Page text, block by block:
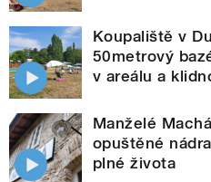
Koupaliště v
50metrový
v areálu a
Manželé
opuštěné
plné života